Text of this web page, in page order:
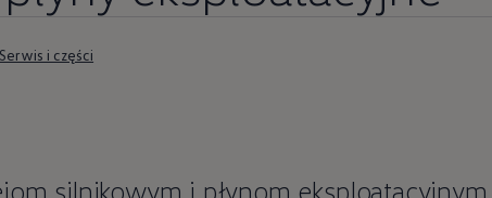
Serwis i części
silnikowym i płynom eksploatacyjnym